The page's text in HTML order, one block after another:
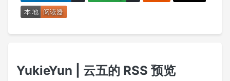
YukieYun | 云五的 RSS 预览